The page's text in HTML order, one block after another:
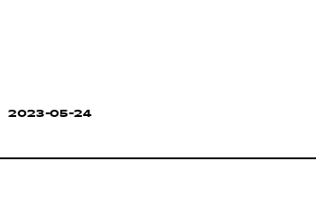
2023-05-24